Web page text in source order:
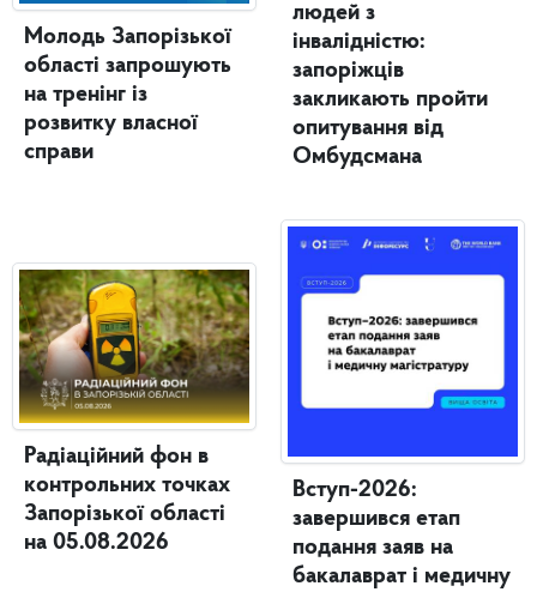
Молодь Запорізької
області запрошують
на тренінг із
розвитку власної
справи
Радіаційний фон в
контрольних точках
Запорізької області
на 05.08.2026
людей з
інвалідністю:
запоріжців
закликають пройти
опитування від
Омбудсмана
Вступ-2026:
завершився етап
подання заяв на
бакалаврат і медичну